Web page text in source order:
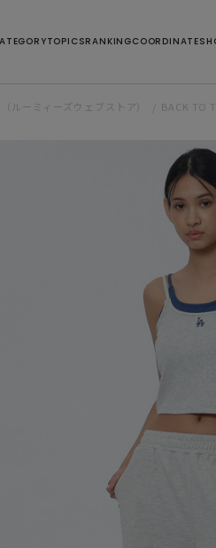
TOPICSRANKINGCOORDINATE
ルーミィーズウェブストア） BACK TO